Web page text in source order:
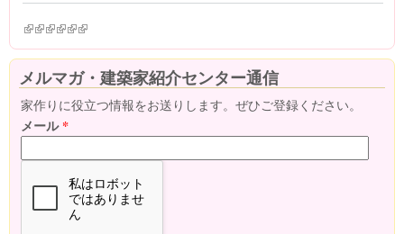
(link is external)
(link is external)
(link is external)
(link is external)
(link is external)
(link is external)
メルマガ・建築家紹介センター通信
家作りに役立つ情報をお送りします。ぜひご登録ください。
メール*